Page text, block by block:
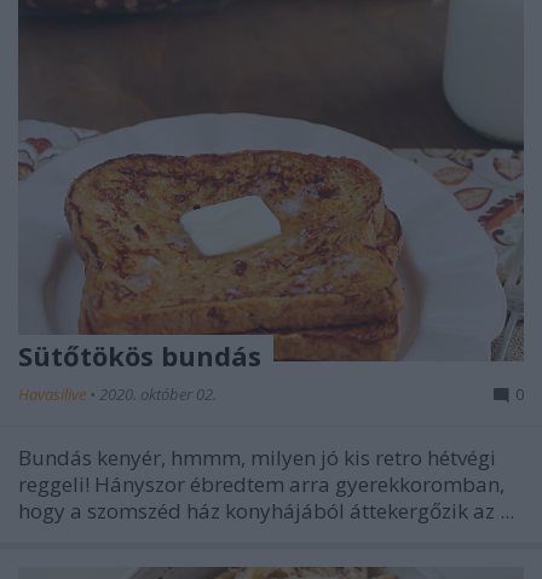
Sütőtökös bundás
Havasilive • 2020. október 02. 0
Bundás kenyér, hmmm, milyen jó kis retro hétvégi
reggeli! Hányszor ébredtem arra gyerekkoromban,
hogy a szomszéd ház konyhájából áttekergőzik az ...